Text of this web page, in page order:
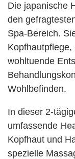
Die japanische
den
Spa-Bereich.
wohltuende
Wohlbefinden.
In dieser 2-
umfassende
Kopfhaut und
spezielle